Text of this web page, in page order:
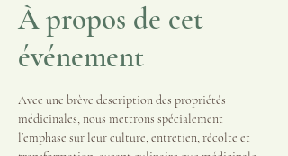
À propos de cet
événement
Avec une brève description des propriétés
médicinales, nous mettrons spécialement
l’emphase sur leur culture, entretien, récolte et